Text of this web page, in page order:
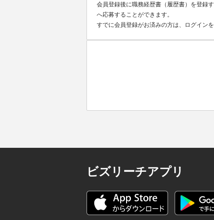
会員登録後に職務経歴書（履歴書）を登録
へ応募することができます。
すでに会員登録がお済みの方は、ログインを
ビズリーチアプリ